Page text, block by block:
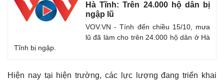
Hà Tĩnh: Trên 24.000 hộ dân bị
ngập lũ
VOV.VN - Tính đến chiều 15/10, mưa
lũ đã làm cho trên 24.000 hộ dân ở Hà
Tĩnh bị ngập.
Hiện nay tại hiện trường, các lực lượng đang triển khai